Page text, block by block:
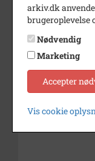
Type
Beskrivelse
arkiv.dk
Nødvendig
Marketing
Accepter
Vis cookie